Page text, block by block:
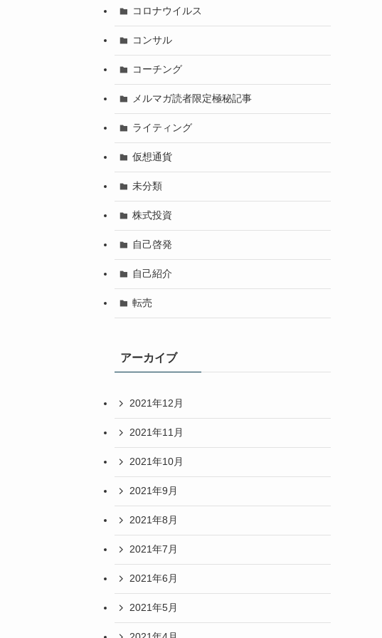
コロナウイルス
コンサル
コーチング
メルマガ読者限定極秘記事
ライティング
仮想通貨
未分類
株式投資
自己啓発
自己紹介
転売
アーカイブ
2021年12月
2021年11月
2021年10月
2021年9月
2021年8月
2021年7月
2021年6月
2021年5月